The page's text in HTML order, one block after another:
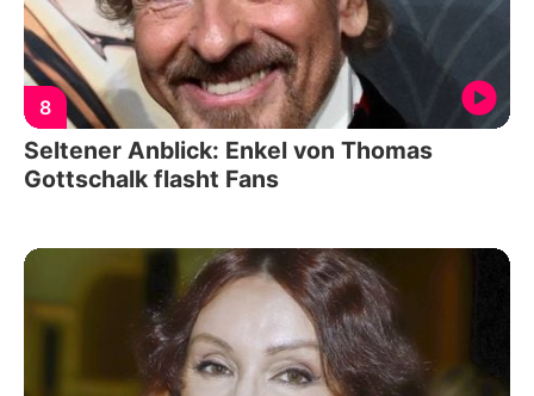
8
Seltener Anblick: Enkel von Thomas
Gottschalk flasht Fans